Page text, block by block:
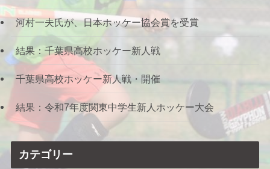
河村一夫氏が、日本ホッケー協会賞を受賞
結果：千葉県高校ホッケー新人戦
千葉県高校ホッケー新人戦・開催
結果：令和7年度関東中学生新人ホッケー大会
カテゴリー